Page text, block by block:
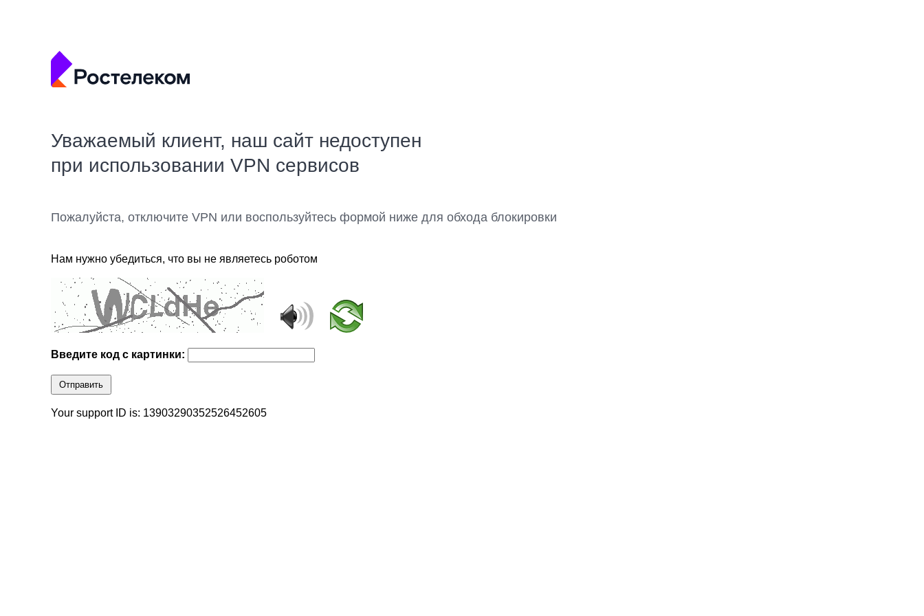
Уважаемый клиент, наш сайт недоступен
при использовании VPN сервисов
Пожалуйста, отключите VPN или воспользуйтесь формой ниже для обхода блокировки
Нам нужно убедиться, что вы не являетесь роботом
Введите код с картинки:
Отправить
Your support ID is: 13903290352526452605